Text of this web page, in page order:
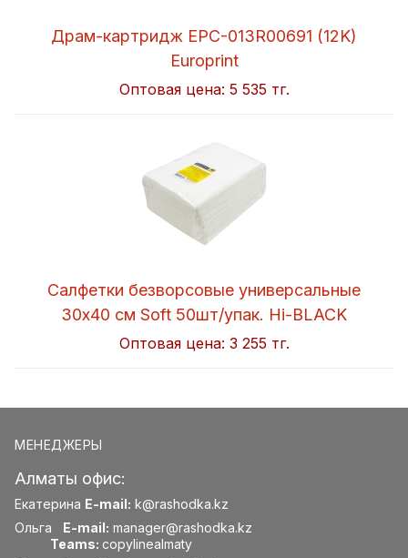
Драм-картридж EPC-013R00691 (12K)
Europrint
Оптовая цена: 5 535 тг.
Салфетки безворсовые универсальные
30x40 см Soft 50шт/упак. Hi-BLACK
Оптовая цена: 3 255 тг.
МЕНЕДЖЕРЫ
Алматы офис:
Екатерина E-mail: k@rashodka.kz
Ольга E-mail: manager@rashodka.kz
Teams: copylinealmaty